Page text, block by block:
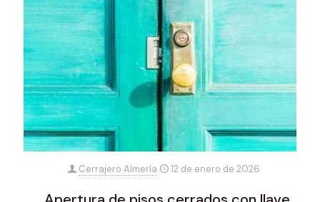
Cerrajero Almería 12 de enero de 2026